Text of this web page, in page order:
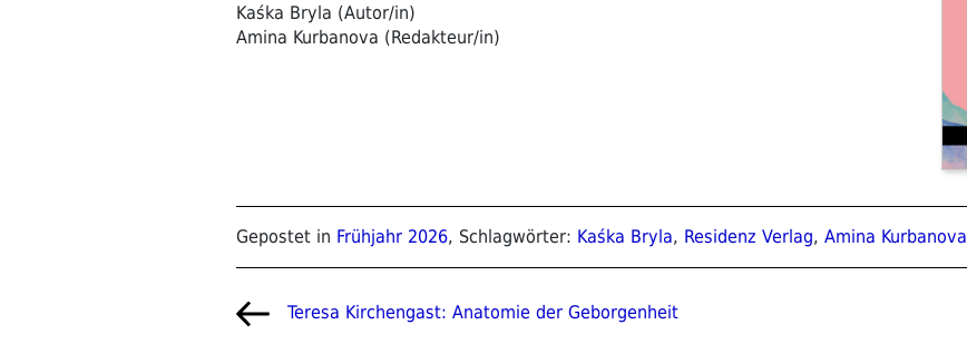
Kaśka Bryla (Autor/in)
Amina Kurbanova (Redakteur/in)
Gepostet in Frühjahr 2026, Schlagwörter: Kaśka Bryla, Residenz Verlag, Amina Kurbanova
Beitragsnavigation
Vorheriger
BeitragTeresa Kirchengast: Anatomie der Geborgenheit